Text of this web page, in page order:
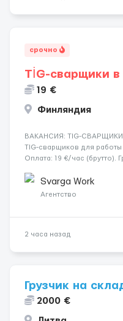
срочно
TİG-сварщики
19 €
Финляндия
​​ВАКАНСИЯ: TIG-
TIG-сварщиков для
Оплата: 19 €/час (брутто).
переработки. Дата начала:
Svarga Work
Агентство
2 часа назад
Грузчик на
2000 €